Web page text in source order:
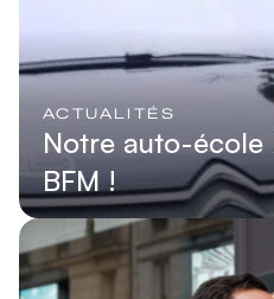
ACTUALITÉS
Notre auto-école
BFM !
Lire l'article